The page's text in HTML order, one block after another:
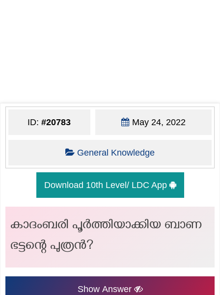
ID:#20783 May 24, 2022
General Knowledge
Download 10th Level/ LDC App
കാദംബരി പൂർത്തിയാക്കിയ ബാണ
ഭട്ടന്റെ പുത്രൻ?
Show Answer